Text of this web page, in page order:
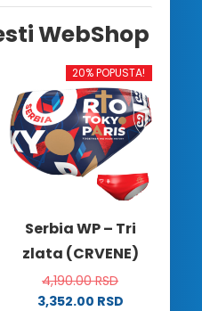
WebShop
20% POPUSTA!
Serbia WP – Tri
zlata (CRVENE)
4,190.00RSD
3,352.00 RSD